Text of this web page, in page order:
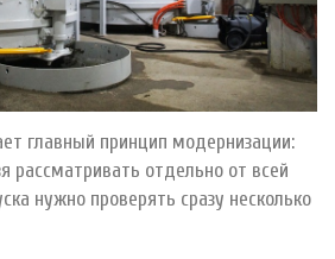
главный принцип модернизации:
рассматривать отдельно от всей
нужно проверять сразу несколько